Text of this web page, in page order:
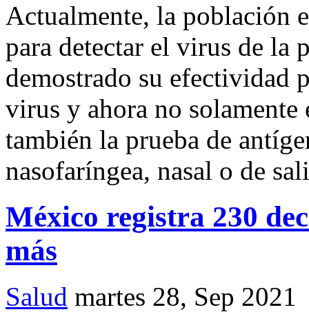
Actualmente, la población
para detectar el virus de la
demostrado su efectividad
virus y ahora no
también la prueba de
nasofaríngea, nasal o de
México registra 230
más
Salud martes 28, Sep 2021